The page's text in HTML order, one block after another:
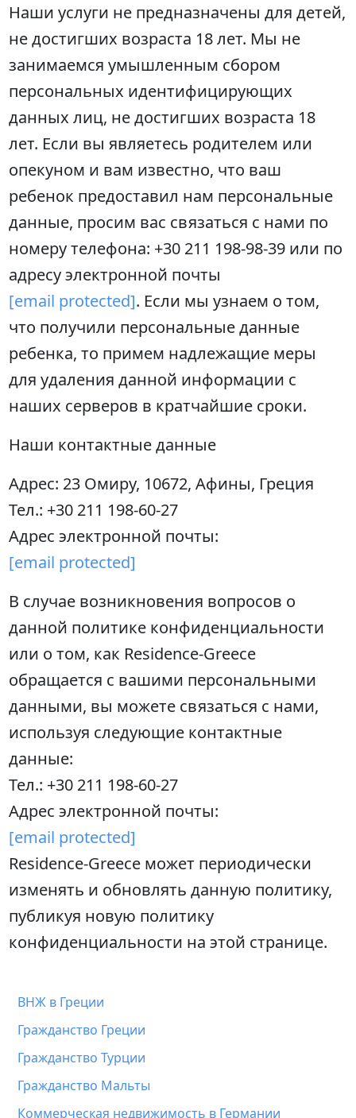
Наши услуги не предназначены для детей,
не достигших возраста 18 лет. Мы не
занимаемся умышленным сбором
персональных идентифицирующих
данных лиц, не достигших возраста 18
лет. Если вы являетесь родителем или
опекуном и вам известно, что ваш
ребенок предоставил нам персональные
данные, просим вас связаться с нами по
номеру телефона: +30 211 198-98-39 или по
адресу электронной почты
[email protected]. Если мы узнаем о том,
что получили персональные данные
ребенка, то примем надлежащие меры
для удаления данной информации с
наших серверов в кратчайшие сроки.
Наши контактные данные
Адрес: 23 Омиру, 10672, Афины, Греция
Тел.: +30 211 198-60-27
Адрес электронной почты:
[email protected]
В случае возникновения вопросов о
данной политике конфиденциальности
или о том, как Residence-Greece
обращается с вашими персональными
данными, вы можете связаться с нами,
используя следующие контактные
данные:
Тел.: +30 211 198-60-27
Адрес электронной почты:
[email protected]
Residence-Greece может периодически
изменять и обновлять данную политику,
публикуя новую политику
конфиденциальности на этой странице.
ВНЖ в Греции
Гражданство Греции
Гражданство Турции
Гражданство Мальты
Коммерческая недвижимость в Германии